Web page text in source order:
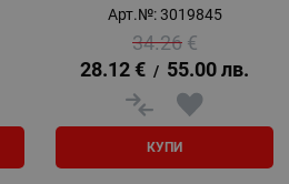
Арт.№: 3019845
34.26 €
28.12 € / 55.00 лв.
КУПИ